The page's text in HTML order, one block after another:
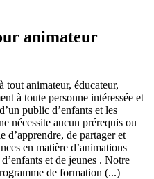
animateur
tout animateur, éducateur,
à toute personne intéressée et
public d’enfants et les
nécessite aucun prérequis ou
d’apprendre, de partager et
en matière d’animations
et de jeunes . Notre
de formation (...)